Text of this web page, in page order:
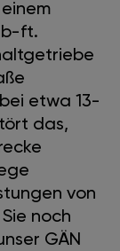
ft.
etwa 13-
das,
von
noch
GÄN